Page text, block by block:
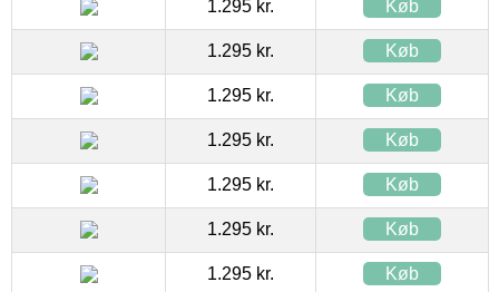
1.295 kr. Køb
1.295 kr. Køb
1.295 kr. Køb
1.295 kr. Køb
1.295 kr. Køb
1.295 kr. Køb
1.295 kr. Køb